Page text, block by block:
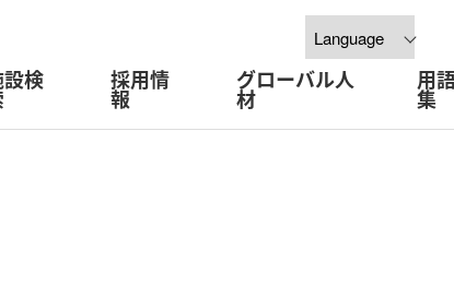
検 採用情
報
グローバル人
材
用
集